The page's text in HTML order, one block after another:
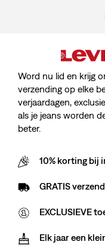
Word nu lid en krijg
verzending op elke
verjaardagen,
als je jeans worden
beter.
10% korting bij
GRATIS
EXCLUSIEVE
Elk jaar een